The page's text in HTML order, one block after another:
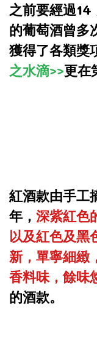
之前要經過14
的葡萄酒曾多
獲得了各類獎
之水滴>>更在
紅酒款由手工
年， 深紫紅色
以及紅色及黑
新，單寧細緻
香料味，餘味
的酒款。